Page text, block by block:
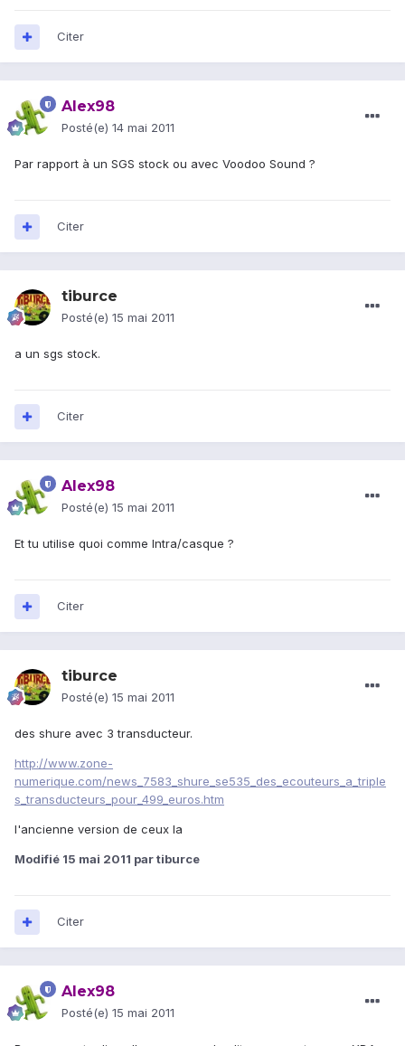
Citer
Alex98
Posté(e) 14 mai 2011
Par rapport à un SGS stock ou avec Voodoo Sound ?
Citer
tiburce
Posté(e) 15 mai 2011
a un sgs stock.
Citer
Alex98
Posté(e) 15 mai 2011
Et tu utilise quoi comme Intra/casque ?
Citer
tiburce
Posté(e) 15 mai 2011
des shure avec 3 transducteur.
http://www.zone-
numerique.com/news_7583_shure_se535_des_ecouteurs_a_triple
s_transducteurs_pour_499_euros.htm
l'ancienne version de ceux la
Modifié 15 mai 2011 par tiburce
Citer
Alex98
Posté(e) 15 mai 2011